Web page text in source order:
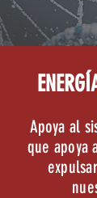
Apoya al
que apoya